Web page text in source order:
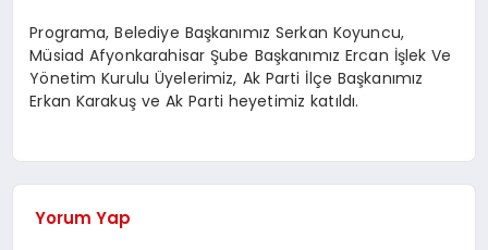
Programa, Belediye Başkanımız Serkan Koyuncu,
Müsiad Afyonkarahisar Şube Başkanımız Ercan İşlek Ve
Yönetim Kurulu Üyelerimiz, Ak Parti İlçe Başkanımız
Erkan Karakuş ve Ak Parti heyetimiz katıldı.
Yorum Yap